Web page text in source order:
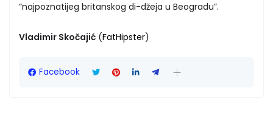
“najpoznatijeg britanskog di-džeja u Beogradu”.
Vladimir Skočajić (FatHipster)
Facebook